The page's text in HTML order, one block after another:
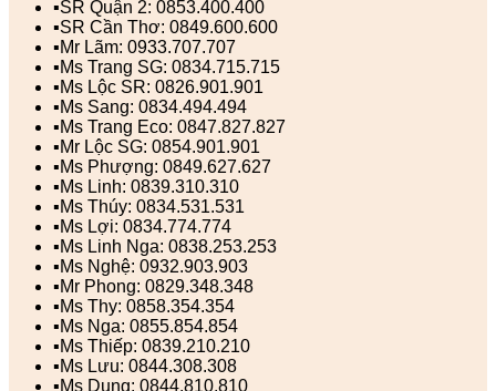
▪️SR Quận 2: 0853.400.400
▪️SR Cần Thơ: 0849.600.600
▪️Mr Lãm: 0933.707.707
▪️Ms Trang SG: 0834.715.715
▪️Ms Lộc SR: 0826.901.901
▪️Ms Sang: 0834.494.494
▪️Ms Trang Eco: 0847.827.827
▪️Mr Lộc SG: 0854.901.901
▪️Ms Phượng: 0849.627.627
▪️Ms Linh: 0839.310.310
▪️Ms Thúy: 0834.531.531
▪️Ms Lợi: 0834.774.774
▪️Ms Linh Nga: 0838.253.253
▪️Ms Nghệ: 0932.903.903
▪️Mr Phong: 0829.348.348
▪️Ms Thy: 0858.354.354
▪️Ms Nga: 0855.854.854
▪️Ms Thiếp: 0839.210.210
▪️Ms Lưu: 0844.308.308
▪️Ms Dung: 0844.810.810